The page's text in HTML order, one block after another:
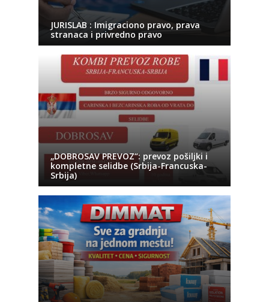
JURISLAB : Imigraciono pravo, prava
stranaca i privredno pravo
„DOBROSAV PREVOZ“: prevoz pošiljki i
kompletne selidbe (Srbija-Francuska-
Srbija)